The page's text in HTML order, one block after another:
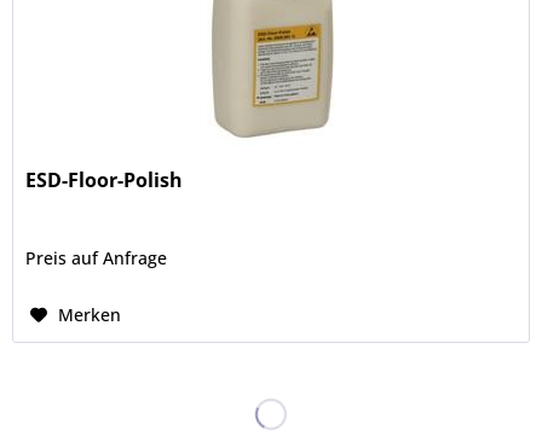
ESD-Floor-Polish
Preis auf Anfrage
Merken